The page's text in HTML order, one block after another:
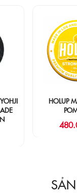
HOLUP
POMADE
480.000 ₫